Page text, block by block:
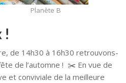
Planète B
!
de 14h30 à 16h30 retrouvons-
de l’automne ! ✂️ En vue de
et conviviale de la meilleure